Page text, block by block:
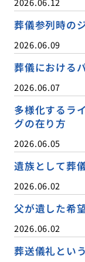
葬儀参列時の
2026.06.09
葬儀における
2026.06.07
多様化するラ
グの在り方
2026.06.05
遺族として葬
2026.06.02
父が遺した希
2026.06.02
葬送儀礼とい